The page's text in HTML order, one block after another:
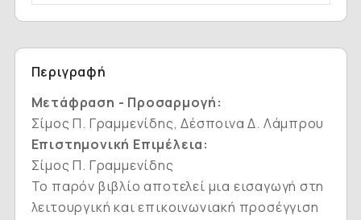
Περιγραφή
Μετάφραση - Προσαρμογή:
Σίμος Π. Γραμμενίδης, Δέσποινα Δ. Λάμπρου
Επιστημονική Επιμέλεια:
Σίμος Π. Γραμμενίδης
Το παρόν βιβλίο αποτελεί μια εισαγωγή στη
λειτουργική και επικοινωνιακή προσέγγιση